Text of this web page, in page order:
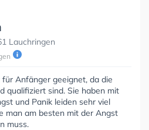
Lauchringen
Anfänger geeignet, da die
qualifiziert sind. Sie haben mit
und Panik leiden sehr viel
man am besten mit der Angst
muss.